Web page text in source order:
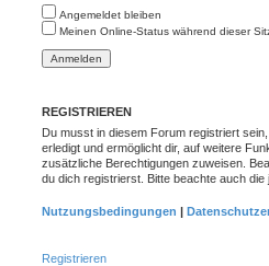
Angemeldet bleiben
Meinen Online-Status während dieser
REGISTRIEREN
Du musst in diesem Forum registriert
erledigt und ermöglicht dir, auf weitere
zusätzliche Berechtigungen zuweisen.
du dich registrierst. Bitte beachte auch
Nutzungsbedingungen |
Registrieren